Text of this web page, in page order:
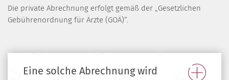
Die private Abrechnung erfolgt gemäß der „Gesetzlichen
Gebührenordnung für Ärzte (GOÄ)“.
Eine solche Abrechnung wird